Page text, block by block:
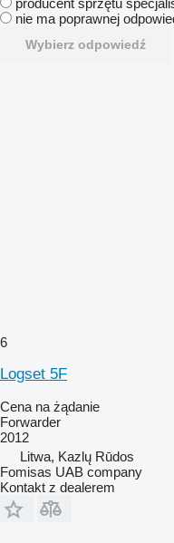
producent sprzętu
nie ma poprawnej
Wybierz odpowiedź
6
Logset 5F
Cena na żądanie
Forwarder
2012
Litwa, Kazlų Rūdos
Fomisas UAB company
Kontakt z dealerem